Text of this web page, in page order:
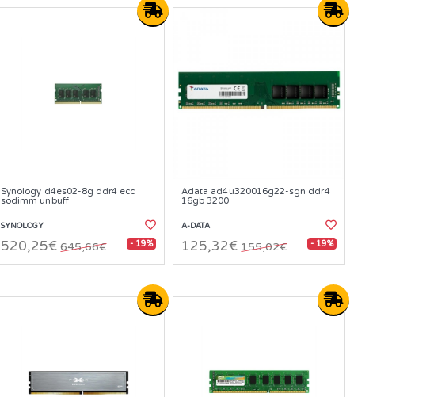
Synology d4es02-8g ddr4 ecc
sodimm unbuff
SYNOLOGY
520,25€ 645,66€ - 19%
Adata ad4u320016g22-sgn ddr4
16gb 3200
A-DATA
125,32€ 155,02€ - 19%